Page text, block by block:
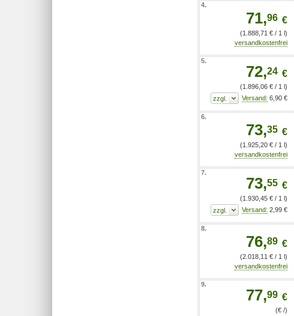
4.
71,96 €
(1.888,71 € / 1 l)
5.
72,24 €
(1.896,06 € / 1 l)
6,90 €
6.
73,35 €
(1.925,20 € / 1 l)
7.
73,55 €
(1.930,45 € / 1 l)
2,99 €
8.
76,89 €
(2.018,11 € / 1 l)
9.
77,99 €
(€ /)